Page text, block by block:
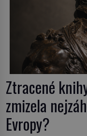
Ztracené
zmizela
Evropy?